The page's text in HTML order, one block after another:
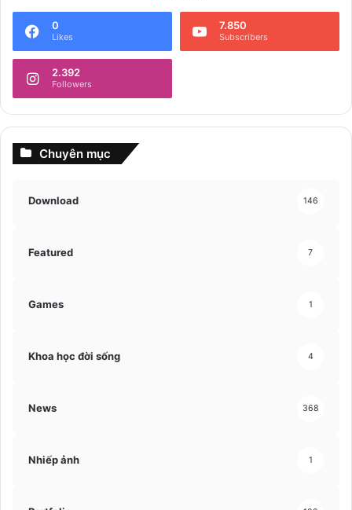
0
Likes
7.850
Subscribers
2.392
Followers
Chuyên mục
Download 146
Featured 7
Games 1
Khoa học đời sống 4
News 368
Nhiếp ảnh 1